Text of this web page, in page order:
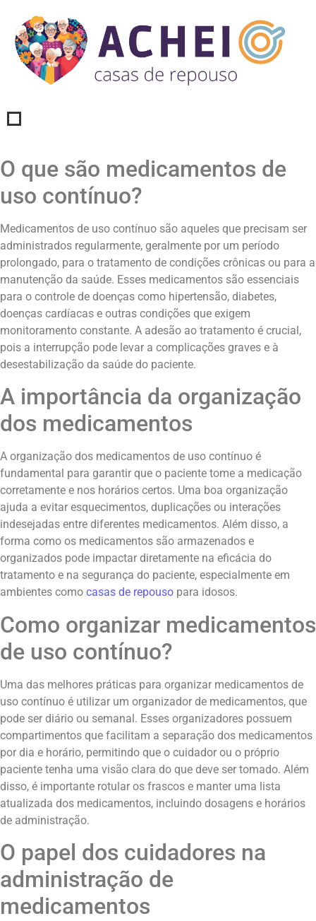
O que são medicamentos de
uso contínuo?
Medicamentos de uso contínuo são aqueles que precisam ser
administrados regularmente, geralmente por um período
prolongado, para o tratamento de condições crônicas ou para a
manutenção da saúde. Esses medicamentos são essenciais
para o controle de doenças como hipertensão, diabetes,
doenças cardíacas e outras condições que exigem
monitoramento constante. A adesão ao tratamento é crucial,
pois a interrupção pode levar a complicações graves e à
desestabilização da saúde do paciente.
A importância da organização
dos medicamentos
A organização dos medicamentos de uso contínuo é
fundamental para garantir que o paciente tome a medicação
corretamente e nos horários certos. Uma boa organização
ajuda a evitar esquecimentos, duplicações ou interações
indesejadas entre diferentes medicamentos. Além disso, a
forma como os medicamentos são armazenados e
organizados pode impactar diretamente na eficácia do
tratamento e na segurança do paciente, especialmente em
ambientes como casas de repouso para idosos.
Como organizar medicamentos
de uso contínuo?
Uma das melhores práticas para organizar medicamentos de
uso contínuo é utilizar um organizador de medicamentos, que
pode ser diário ou semanal. Esses organizadores possuem
compartimentos que facilitam a separação dos medicamentos
por dia e horário, permitindo que o cuidador ou o próprio
paciente tenha uma visão clara do que deve ser tomado. Além
disso, é importante rotular os frascos e manter uma lista
atualizada dos medicamentos, incluindo dosagens e horários
de administração.
O papel dos cuidadores na
administração de
medicamentos